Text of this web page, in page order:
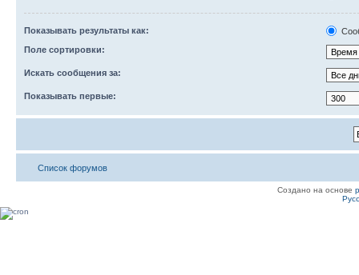
Показывать результаты как:
Поле сортировки:
Искать сообщения за:
Показывать первые:
Список форумов
Создано на основе